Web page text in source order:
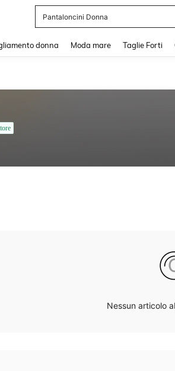
Pantaloncini Donna
donna Moda mare Taglie Forti
Nessun articolo